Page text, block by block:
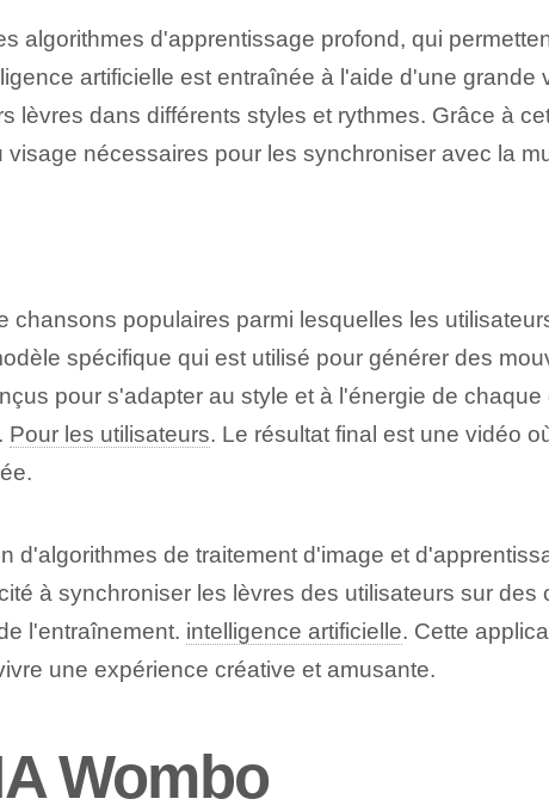
algorithmes d'apprentissage profond, qui
artificielle est entraînée à l'aide d'une
lèvres dans différents styles et⁢ rythmes. Grâce à
nécessaires pour les synchroniser avec la
chansons populaires parmi lesquelles les
spécifique qui est utilisé pour générer des
pour s'adapter au style et à l'énergie de
Pour les utilisateurs. Le résultat final ‍est‌ une vidéo
d'algorithmes de traitement d'image‍ et
à synchroniser les lèvres des utilisateurs sur
l'entraînement. intelligence artificielle. Cette
une expérience créative et amusante.
Wombo